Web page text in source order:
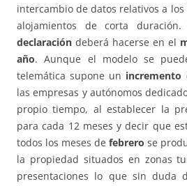
intercambio de datos relativos a
alojamientos de corta
declaración deberá hacerse en el
año. Aunque el modelo se
telemática supone un incremento
las empresas y autónomos
propio tiempo, al establecer la
para cada 12 meses y decir que
todos los meses de febrero se
la propiedad situados en zonas
presentaciones lo que sin duda